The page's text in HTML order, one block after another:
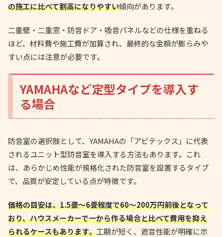
の施工に比べて割高になりやすい傾向があります。
二重壁・二重窓・防音ドア・吸音パネルなどの仕様を重ねる
ほど、材料費や施工費が加算され、最終的な金額が膨らみや
すい点には注意が必要です。
YAMAHAなど定型タイプを導入す
る場合
防音室の選択肢として、YAMAHAの「アビテックス」に代表
されるユニット型防音室を導入する方法もあります。これ
は、あらかじめ性能が規格化された防音室を設置するタイプ
で、品質が安定している点が特徴です。
価格の目安は、1.5畳〜6畳程度で60〜200万円前後となって
おり、ハウスメーカーで一から作る場合と比べて費用を抑え
られるケースもあります。工期が短く、遮音性能が明確に示